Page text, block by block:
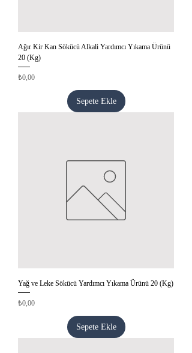
Ağır Kir Kan Sökücü Alkali Yardımcı Yıkama Ürünü
20 (Kg)
Fiyat
₺0,00
Sepete Ekle
Yağ ve Leke Sökücü Yardımcı Yıkama Ürünü 20 (Kg)
Fiyat
₺0,00
Sepete Ekle